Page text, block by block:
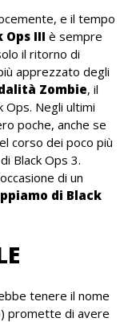
e il tempo
Ops III è sempre
il ritorno di
apprezzato degli
Zombie, il
Ops. Negli ultimi
poche, anche se
corso dei poco più
Black Ops 3.
di un
di Black
tenere il nome
promette di avere